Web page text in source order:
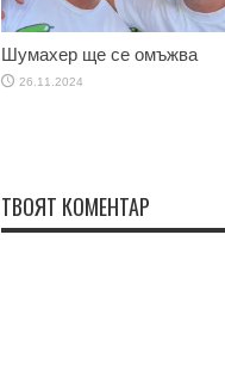
Шумахер ще се омъжва
26.11.2024
ТВОЯТ КОМЕНТАР